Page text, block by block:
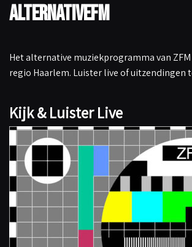
AlternativeFM
Het alternative muziekprogramma van
regio Haarlem. Luister live of uitzendingen
Kijk & Luister Live